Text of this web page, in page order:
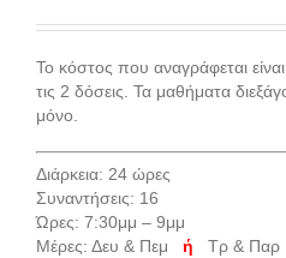
Το κόστος που αναγράφεται
τις 2 δόσεις. Τα μαθήματα
μόνο.
Διάρκεια: 24 ώρες
Συναντήσεις: 16
Ώρες: 7:30μμ – 9μμ
Μέρες: Δευ & Πεμ ή Τρ & Παρ